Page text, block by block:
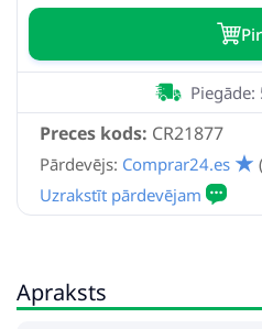
Preces kods: CR21877
Piegāde:
Pārdevējs: Comprar24.es
Apraksts